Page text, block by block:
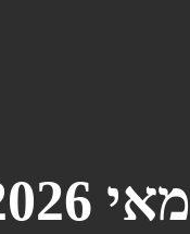
מאי 2026